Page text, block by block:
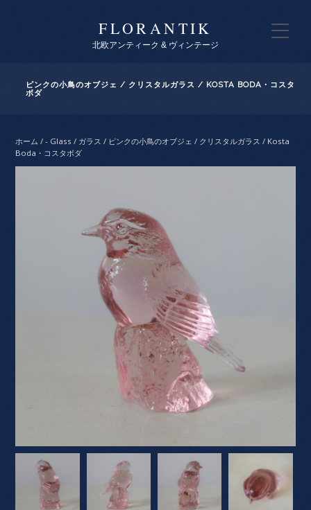
FLORANTIK
北欧アンティーク & ヴィンテージ
ピンクの小鳥のオブジェ / クリスタルガラス / KOSTA BODA・コスタ
ボダ
ホーム /- Glass / ガラス / ピンクの小鳥のオブジェ / クリスタルガラス / Kosta
Boda・コスタボダ